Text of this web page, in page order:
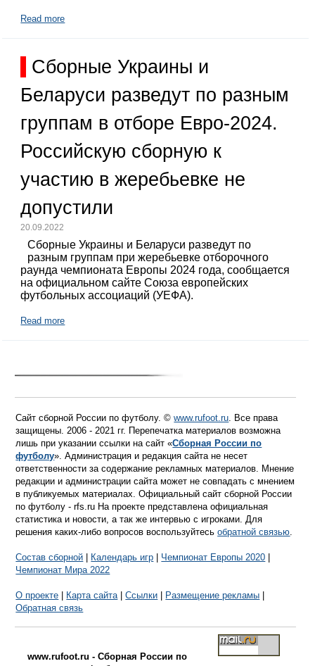
Read more
Сборные Украины и
Беларуси разведут по разным
группам в отборе Евро-2024.
Российскую сборную к
участию в жеребьевке не
допустили
20.09.2022
Сборные Украины и Беларуси разведут по
разным группам при жеребьевке отборочного
раунда чемпионата Европы 2024 года, сообщается
на официальном сайте Союза европейских
футбольных ассоциаций (УЕФА).
Read more
Сайт сборной России по футболу. ©www.rufoot.ru. Все права
защищены. 2006 - 2021 гг. Перепечатка материалов возможна
лишь при указании ссылки на сайт «Сборная России по
футболу». Администрация и редакция сайта не несет
ответственности за содержание рекламных материалов. Мнение
редакции и администрации сайта может не совпадать с мнением
в публикуемых материалах. Официальный сайт сборной России
по футболу - rfs.ru На проекте представлена официальная
статистика и новости, а так же интервью с игроками. Для
решения каких-либо вопросов воспользуйтесьобратной связью.
Состав сборной Календарь игр Чемпионат Европы 2020
Чемпионат Мира 2022
О проекте Карта сайта|Ссылки Размещение рекламы
Обратная связь
www.rufoot.ru - Сборная России по